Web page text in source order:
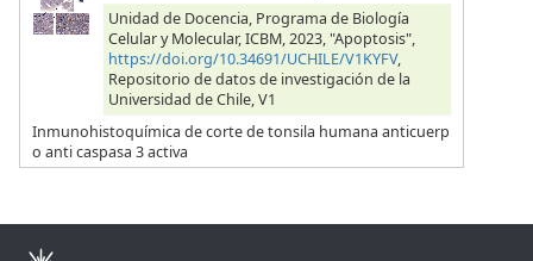
Unidad de Docencia, Programa de Biología
Celular y Molecular, ICBM, 2023, "Apoptosis",
https://doi.org/10.34691/UCHILE/V1KYFV,
Repositorio de datos de investigación de la
Universidad de Chile, V1
Inmunohistoquímica de corte de tonsila humana anticuerp
o anti caspasa 3 activa